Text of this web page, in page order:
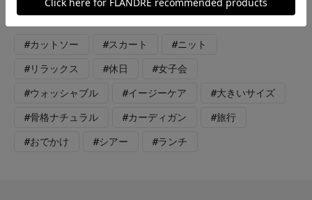
スカートです。 全てご自宅で洗えます。
#カットソー #スカート #ニット
#リラックス #休日 #女子会
#ウォッシャブル #イージーケア #大きいサイズ
#骨格ナチュラル #カーディガン #旅行
#おでかけ #シアー #ランチ